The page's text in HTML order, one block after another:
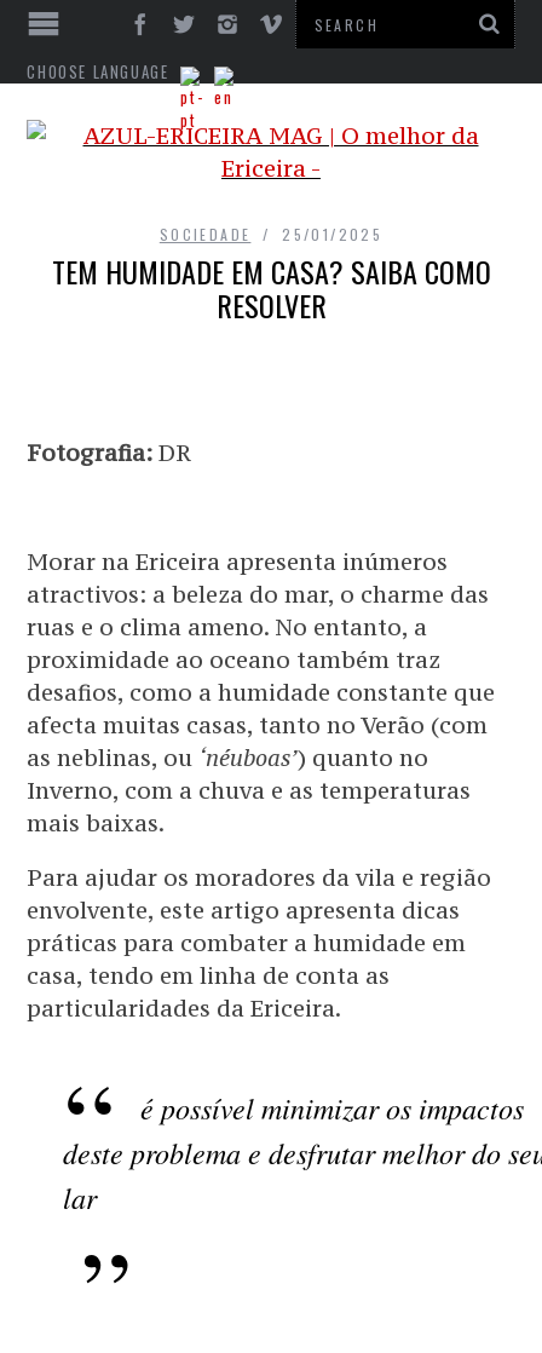
CHOOSE LANGUAGE
SOCIEDADE 25/01/2025
TEM HUMIDADE EM CASA? SAIBA COMO
RESOLVER
Fotografia: DR
Morar na Ericeira apresenta inúmeros
atractivos: a beleza do mar, o charme das
ruas e o clima ameno. No entanto, a
proximidade ao oceano também traz
desafios, como a humidade constante que
afecta muitas casas, tanto no Verão (com
as neblinas, ou ‘néuboas’) quanto no
Inverno, com a chuva e as temperaturas
mais baixas.
Para ajudar os moradores da vila e região
envolvente, este artigo apresenta dicas
práticas para combater a humidade em
casa, tendo em linha de conta as
particularidades da Ericeira.
é possível minimizar os impactos
deste problema e desfrutar melhor do
lar